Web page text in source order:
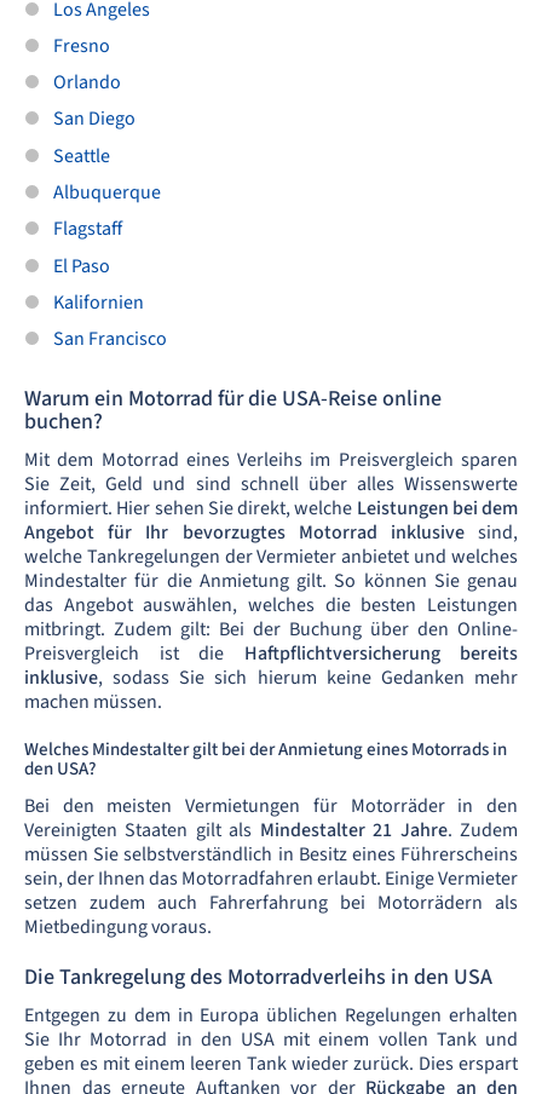
Los Angeles
Fresno
Orlando
San Diego
Seattle
Albuquerque
Flagstaff
El Paso
Kalifornien
San Francisco
Warum ein Motorrad für die USA-Reise online
buchen?
Mit dem Motorrad eines Verleihs im Preisvergleich sparen
Sie Zeit, Geld und sind schnell über alles Wissenswerte
informiert. Hier sehen Sie direkt, welche Leistungen bei dem
Angebot für Ihr bevorzugtes Motorrad inklusivesind,
welche Tankregelungen der Vermieter anbietet und welches
Mindestalter für die Anmietung gilt. So können Sie genau
das Angebot auswählen, welches die besten Leistungen
mitbringt. Zudem gilt: Bei der Buchung über den Online-
Preisvergleich ist die Haftpflichtversicherung bereits
inklusive, sodass Sie sich hierum keine Gedanken mehr
machen müssen.
Welches Mindestalter gilt bei der Anmietung eines Motorrads in
den USA?
Bei den meisten Vermietungen für Motorräder in den
Vereinigten Staaten gilt als Mindestalter 21 Jahre. Zudem
müssen Sie selbstverständlich in Besitz eines Führerscheins
sein, der Ihnen das Motorradfahren erlaubt. Einige Vermieter
setzen zudem auch Fahrerfahrung bei Motorrädern als
Mietbedingung voraus.
Die Tankregelung des Motorradverleihs in den USA
Entgegen zu dem in Europa üblichen Regelungen erhalten
Sie Ihr Motorrad in den USA mit einem vollen Tank und
geben es mit einem leeren Tank wieder zurück. Dies erspart
Ihnen das erneute Auftanken vor derRückgabe an den